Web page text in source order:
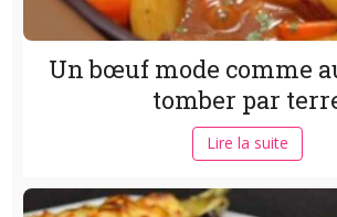
Un bœuf mode comme
tomber par
Lire la suite